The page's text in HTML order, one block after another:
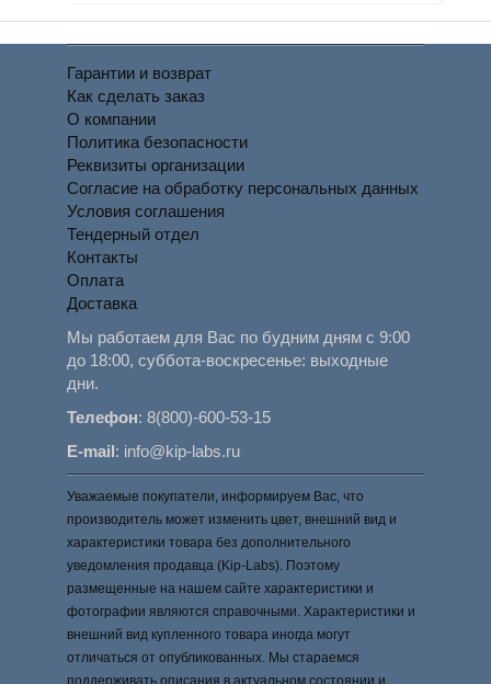
Гарантии и возврат
Как сделать заказ
О компании
Политика безопасности
Реквизиты организации
Согласие на обработку персональных данных
Условия соглашения
Тендерный отдел
Контакты
Оплата
Доставка
Мы работаем для Вас по будним дням с 9:00
до 18:00, суббота-воскресенье: выходные
дни.
Телефон:8(800)-600-53-15
E-mail: info@kip-labs.ru
Уважаемые покупатели, информируем Вас, что
производитель может изменить цвет, внешний вид и
характеристики товара без дополнительного
уведомления продавца (Kip-Labs). Поэтому
размещенные на нашем сайте характеристики и
фотографии являются справочными. Характеристики и
внешний вид купленного товара иногда могут
отличаться от опубликованных. Мы стараемся
поддерживать описания в актуальном состоянии и